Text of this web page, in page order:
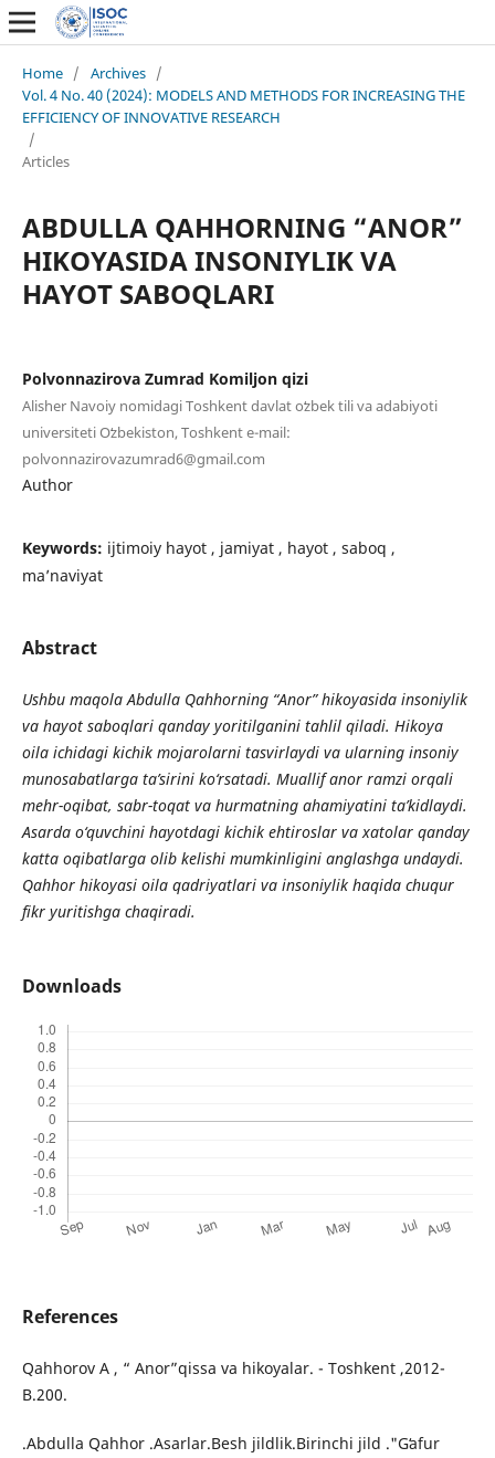
Home / Archives /
Vol. 4 No. 40 (2024): MODELS AND METHODS FOR INCREASING THE
EFFICIENCY OF INNOVATIVE RESEARCH
/
Articles
ABDULLA QAHHORNING “ANOR”
HIKOYASIDA INSONIYLIK VA
HAYOT SABOQLARI
Polvonnazirova Zumrad Komiljon qizi
Alisher Navoiy nomidagi Toshkent davlat oʻzbek tili va adabiyoti
universiteti Oʻzbekiston, Toshkent e-mail:
polvonnazirovazumrad6@gmail.com
Author
Keywords: ijtimoiy hayot , jamiyat , hayot , saboq ,
ma’naviyat
Abstract
Ushbu maqola Abdulla Qahhorning “Anor” hikoyasida insoniylik
va hayot saboqlari qanday yoritilganini tahlil qiladi. Hikoya
oila ichidagi kichik mojarolarni tasvirlaydi va ularning insoniy
munosabatlarga ta’sirini ko‘rsatadi. Muallif anor ramzi orqali
mehr-oqibat, sabr-toqat va hurmatning ahamiyatini ta’kidlaydi.
Asarda o‘quvchini hayotdagi kichik ehtiroslar va xatolar qanday
katta oqibatlarga olib kelishi mumkinligini anglashga undaydi.
Qahhor hikoyasi oila qadriyatlari va insoniylik haqida chuqur
fikr yuritishga chaqiradi.
Downloads
References
Qahhorov A , “ Anor”qissa va hikoyalar. - Toshkent ,2012-
B.200.
.Abdulla Qahhor .Asarlar.Besh jildlik.Birinchi jild ."Gʻafur